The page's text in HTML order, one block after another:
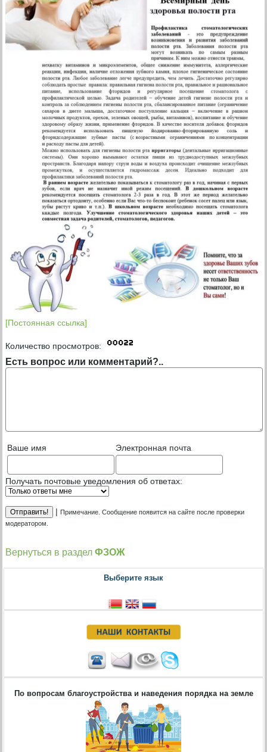
[Постоянная ссылка]
Количество просмотров:
Есть вопрос или комментарий?..
Ваше имя Электронная почта
Получать почтовые уведомления об ответах:
|Примечание. Сообщение появится на сайте после проверки
модератором.
Вернуться в разделФЗОЖ
Выберите язык
По вопросам благоустройства и наведения порядка на земле